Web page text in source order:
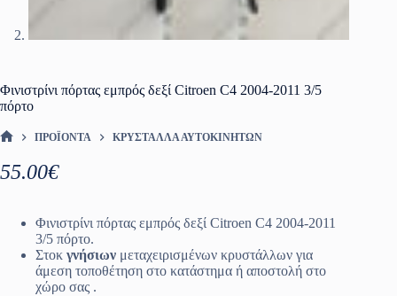
Φινιστρίνι πόρτας εμπρός δεξί Citroen C4 2004-2011 3/5
πόρτο
ΠΡΟΪΌΝΤΑ ΚΡΎΣΤΑΛΛΑ ΑΥΤΟΚΙΝΉΤΩΝ
55.00€
Φινιστρίνι πόρτας εμπρός δεξί Citroen C4 2004-2011
3/5 πόρτο.
Στοκ γνήσιων μεταχειρισμένων κρυστάλλων για
άμεση τοποθέτηση στο κατάστημα ή αποστολή στο
χώρο σας .